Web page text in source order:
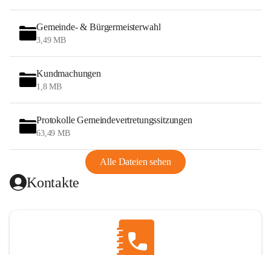
Gemeinde- & Bürgermeisterwahl
3,49 MB
Kundmachungen
1,8 MB
Protokolle Gemeindevertretungssitzungen
63,49 MB
Alle Dateien sehen
Kontakte